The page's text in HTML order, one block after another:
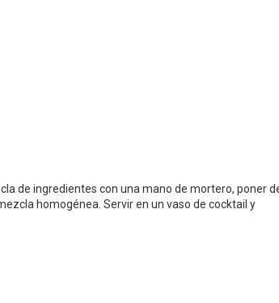
de ingredientes con una mano de mortero, poner
homogénea. Servir en un vaso de cocktail y